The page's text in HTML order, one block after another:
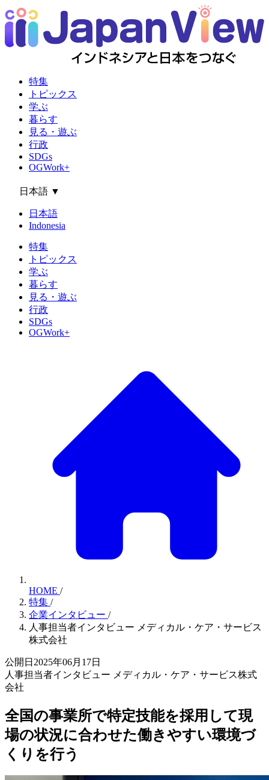
特集
トピックス
学ぶ
暮らす
見る・遊ぶ
行政
SDGs
OGWork+
日本語 ▼
日本語
Indonesia
特集
トピックス
学ぶ
暮らす
見る・遊ぶ
行政
SDGs
OGWork+
HOME /
特集 /
企業インタビュー /
人事担当者インタビュー メディカル・ケア・サービス
株式会社
公開日2025年06月17日
人事担当者インタビュー メディカル・ケア・サービス株式
会社
全国の事業所で特定技能を採用して現
場の状況に合わせた働きやすい環境づ
くりを行う